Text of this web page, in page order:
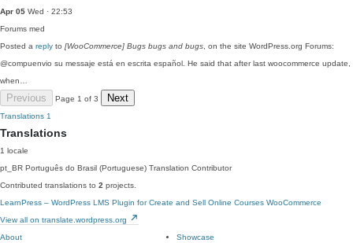
Apr 05 Wed · 22:53
Forums med
Posted a reply to [WooCommerce] Bugs bugs and bugs , on the site WordPress.org Forums:
@compuenvio su messaje está en escrita español. He said that after last woocommerce update,
when…
Previous Page 1 of 3 Next
Translations 1
Translations
1 locale
pt_BR Português do Brasil (Portuguese) Translation Contributor
Contributed translations to 2 projects.
LearnPress – WordPress LMS Plugin for Create and Sell Online Courses WooCommerce
View all on translate.wordpress.org
About
Showcase